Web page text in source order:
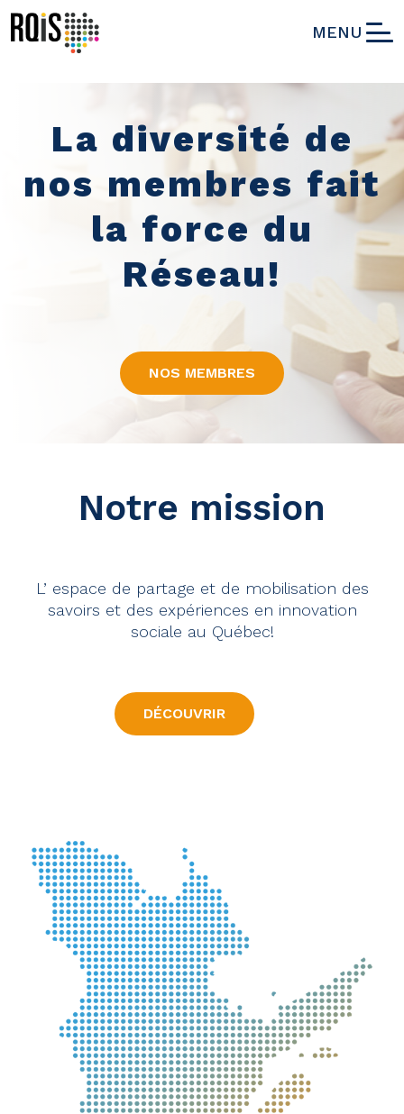
MENU
La diversité de
nos membres fait
la force du
Réseau!
NOS MEMBRES
Restons
informés!
CAS D'INNOVATION SOCIALE
Notre mission
L’ espace de partage et de mobilisation des
savoirs et des expériences en innovation
sociale au Québec!
DÉCOUVRIR